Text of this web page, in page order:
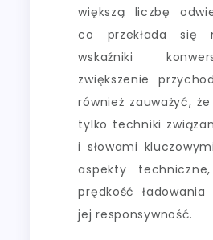
większą liczbę
co przekłada się
wskaźniki
zwiększenie
również zauważyć,
tylko techniki
i słowami
aspekty
prędkość
jej responsywność.